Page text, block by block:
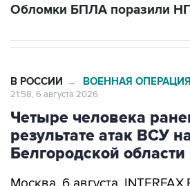
Обломки БПЛА поразили
В РОССИИ → ВОЕННАЯ
21:58, 6 августа 2026
Четыре человека
результате атак ВСУ
Белгородской области